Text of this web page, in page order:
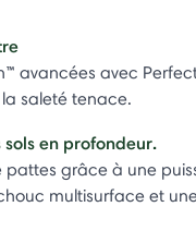
avancées avec
saleté tenace.
en profondeur.
pattes grâce à une
multisurface et